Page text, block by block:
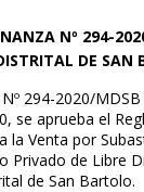
Nº 294-
DE SAN
294-2020/
se aprueba el
la Venta por
Privado de Libre
de San Bartolo.